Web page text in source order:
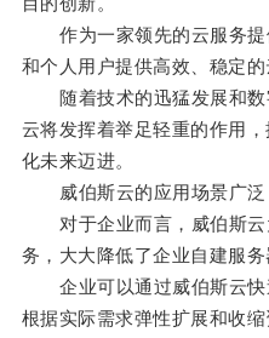
作为一家领先的云服务提
和个人用户提供高效、稳定的
随着技术的迅猛发展和数
云将发挥着举足轻重的作用
化未来迈进。
威伯斯云的应用场景广泛
对于企业而言，威伯斯云
务，大大降低了企业自建服务
企业可以通过威伯斯云快
根据实际需求弹性扩展和收缩